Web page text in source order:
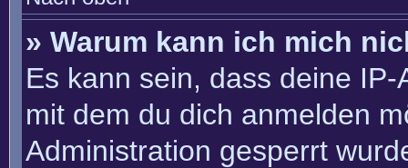
» Warum kann ich mich
Es kann sein, dass deine
mit dem du dich anmelden
Administration gesperrt